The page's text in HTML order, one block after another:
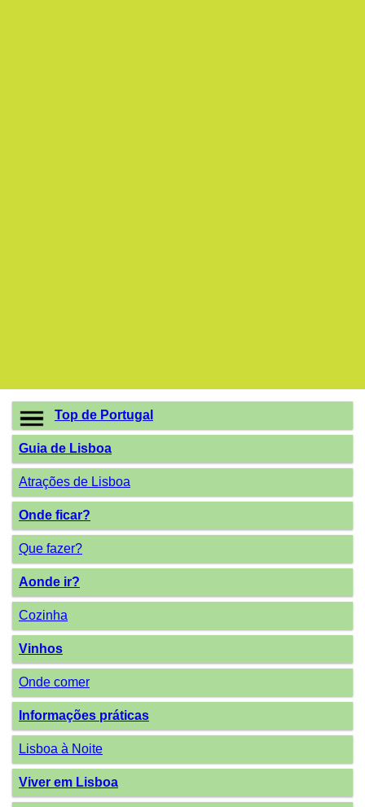
Top de Portugal
Guia de Lisboa
Atrações de Lisboa
Onde ficar?
Que fazer?
Aonde ir?
Cozinha
Vinhos
Onde comer
Informações práticas
Lisboa à Noite
Viver em Lisboa